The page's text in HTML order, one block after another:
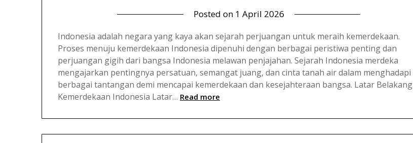
Posted on 1 April 2026
Indonesia adalah negara yang kaya akan sejarah perjuangan untuk meraih kemerdekaan.
Proses menuju kemerdekaan Indonesia dipenuhi dengan berbagai peristiwa penting dan
perjuangan gigih dari bangsa Indonesia melawan penjajahan. Sejarah Indonesia merdeka
mengajarkan pentingnya persatuan, semangat juang, dan cinta tanah air dalam menghadapi
berbagai tantangan demi mencapai kemerdekaan dan kesejahteraan bangsa. Latar Belakang
Kemerdekaan Indonesia Latar… Read more